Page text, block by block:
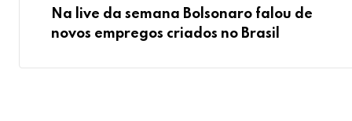
Na live da semana Bolsonaro falou de
novos empregos criados no Brasil